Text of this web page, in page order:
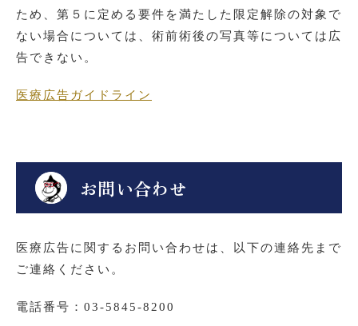
ため、第５に定める要件を満たした限定解除の対象で
ない場合については、術前術後の写真等については広
告できない。
医療広告ガイドライン
お問い合わせ
医療広告に関するお問い合わせは、以下の連絡先まで
ご連絡ください。
電話番号：03-5845-8200